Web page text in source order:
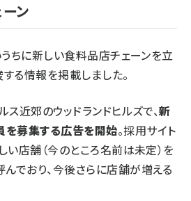
ン
ちに新しい食料品店チェーンを立
る情報を掲載しました。
近郊のウッドランドヒルズで、新
を募集する広告を開始。採用サイト
店舗（今のところ名前は未定）を
んでおり、今後さらに店舗が増える